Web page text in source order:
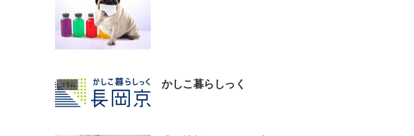
コラム かしこ暮らしっく